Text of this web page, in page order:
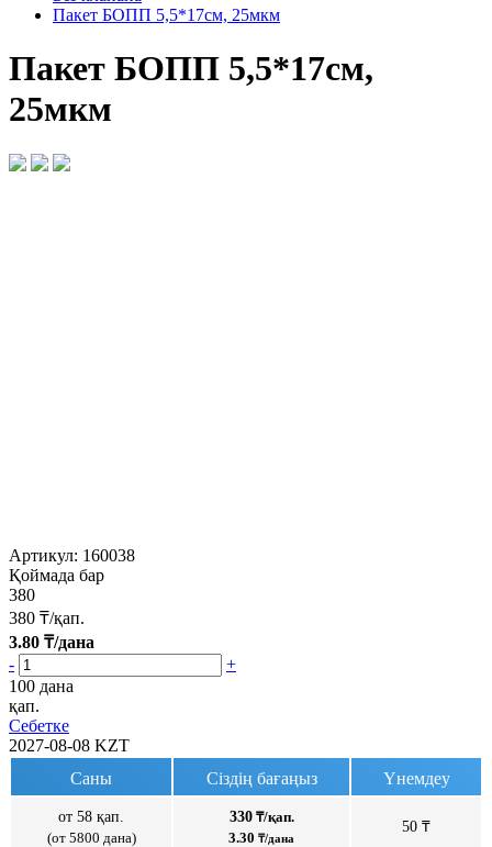
Пакет БОПП 5,5*17см, 25мкм
Пакет БОПП 5,5*17см,
25мкм
Артикул: 160038
Қоймада бар
380
380 ₸/қап.
3.80 ₸/дана
-
+
100 дана
қап.
Себетке
2027-08-08 KZT
Саны
Сіздің бағаңыз Үнемдеу
от 58 қап.
(от 5800 дана)
330₸/қап.
3.30 ₸/дана
50 ₸